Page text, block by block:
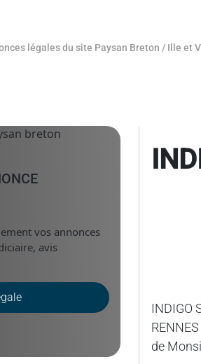
légales du site Paysan Breton / Ille et
INDIGO
de
vos annonces
avis